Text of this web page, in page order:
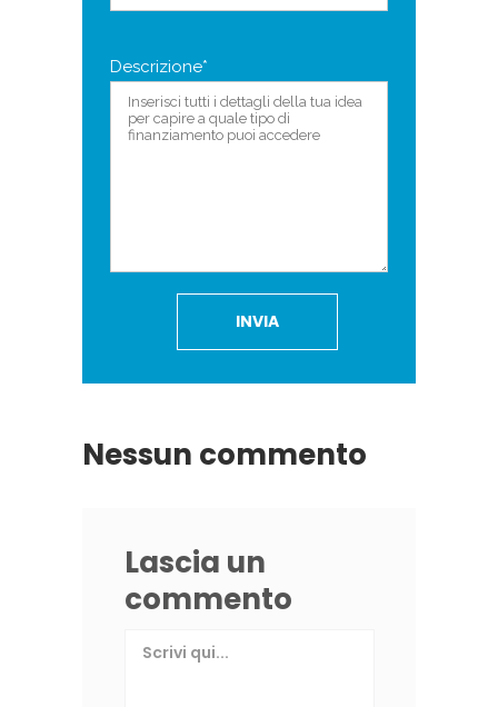
Descrizione*
Nessun commento
Lascia un
commento